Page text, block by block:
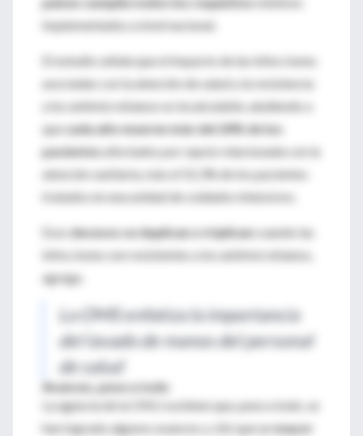
implementados a nivel nacional.
El estudio señala que el impacto de las infecciones
asociadas con la atención de salud y la resistencia
a los antimicrobianos es incalculable, aludiendo a
quecada año mueren más del 24% de los
pacientesafectados por sepsis relacionada con la
atención sanitaria, más el 52,3% de los pacientes
tratados en una unidad de cuidados intensivos.
Esosdecesos se duplican o triplicancuando las
infecciones son resistentes a los antimicrobianos,
agrega.
La OMS enfatiza la importancia
del lavado de manos del personal
de salud
Avances, pese a todo
La agencia de la ONU sostiene que, pese a todo, se
han logrado algunos avances y citó que unmayor